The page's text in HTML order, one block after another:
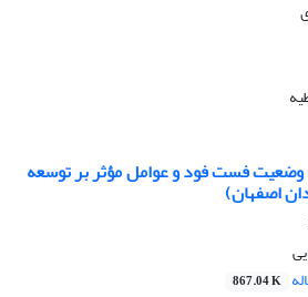
فست فود و عوامل مؤثر بر توسعه
اصفهان)
867.04 K